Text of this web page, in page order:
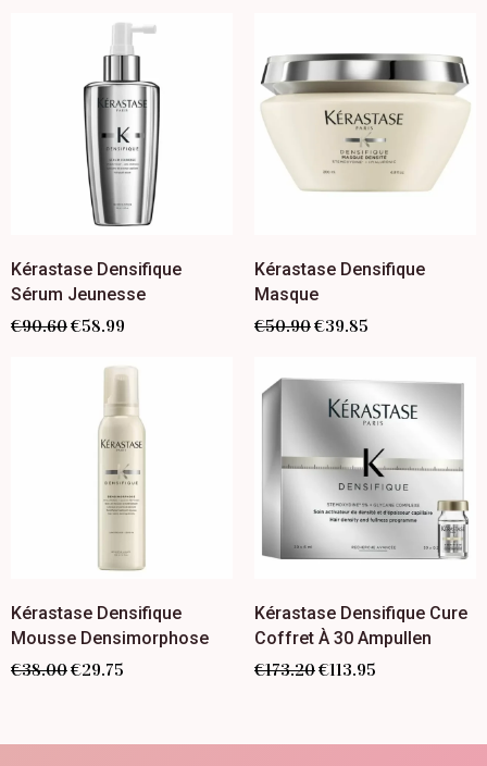
Kérastase Densifique
Sérum Jeunesse
€90.60€58.99
Kérastase Densifique
Masque
€50.90€39.85
Kérastase Densifique
Mousse Densimorphose
€38.00€29.75
Kérastase Densifique Cure
Coffret À 30 Ampullen
€173.20€113.95